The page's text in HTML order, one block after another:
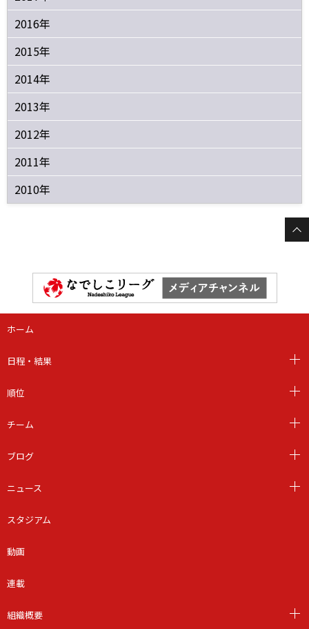
2016年
2015年
2014年
2013年
2012年
2011年
2010年
ホーム
日程・結果
順位
チーム
ブログ
ニュース
スタジアム
動画
連載
組織概要